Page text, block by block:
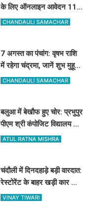
के लिए ऑनलाइन आवेदन 11
अगस्त से शुरू, देखें पूरा शेड्यूल
CHANDAULI SAMACHAR
7 अगस्त का पंचांग: वृषभ राशि
में रहेगा चंद्रमा, जानें शुभ मुहूर्त,
राहुकाल और योग
CHANDAULI SAMACHAR
बलुआ में बेखौफ हुए चोर: प्रभुपुर
पीएम श्री कंपोजिट विद्यालय के
किचन का ताला तोड़ हजारों का
ATUL RATNA MISHRA
चंदौली में दिनदहाड़े बड़ी वारदात:
रेस्टोरेंट के बाहर खड़ी कार का
शीशा तोड़कर 20 हजार और बैग
VINAY TIWARI